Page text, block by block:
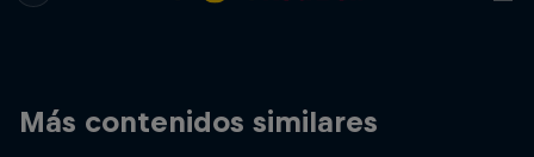
Más contenidos similares